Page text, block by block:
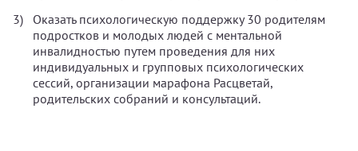
Оказать психологическую поддержку 30 родителям
подростков и молодых людей с ментальной
инвалидностью путем проведения для них
индивидуальных и групповых психологических
сессий, организации марафона Расцветай,
родительских собраний и консультаций.